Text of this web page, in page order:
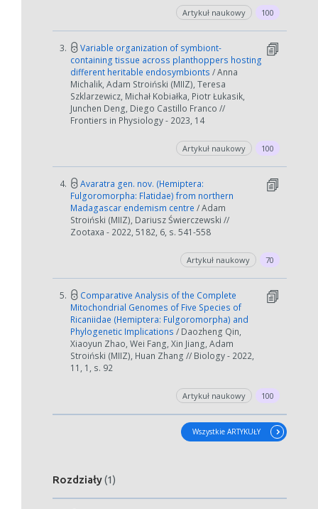
Artykuł naukowy 100
3.
Variable organization of symbiont-
containing tissue across planthoppers hosting
different heritable endosymbionts / Anna
Michalik, Adam Stroiński (MIIZ), Teresa
Szklarzewicz, Michał Kobiałka, Piotr Łukasik,
Junchen Deng, Diego Castillo Franco //
Frontiers in Physiology - 2023, 14
Artykuł naukowy 100
4.
Avaratra gen. nov. (Hemiptera:
Fulgoromorpha: Flatidae) from northern
Madagascar endemism centre / Adam
Stroiński (MIIZ), Dariusz Świerczewski //
Zootaxa - 2022, 5182, 6, s. 541-558
Artykuł naukowy 70
5.
Comparative Analysis of the Complete
Mitochondrial Genomes of Five Species of
Ricaniidae (Hemiptera: Fulgoromorpha) and
Phylogenetic Implications / Daozheng Qin,
Xiaoyun Zhao, Wei Fang, Xin Jiang, Adam
Stroiński (MIIZ), Huan Zhang // Biology - 2022,
11, 1, s. 92
Artykuł naukowy 100
Wszystkie ARTYKUŁY
Rozdziały(1)